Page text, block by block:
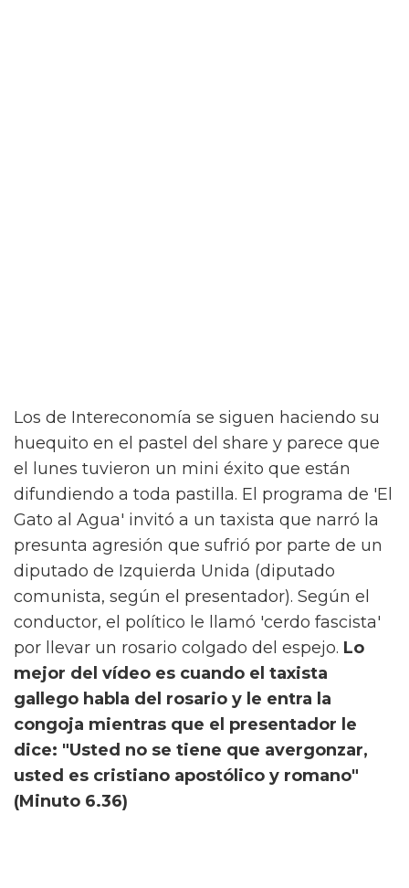
Los de Intereconomía se siguen haciendo su
huequito en el pastel del share y parece que
el lunes tuvieron un mini éxito que están
difundiendo a toda pastilla. El programa de 'El
Gato al Agua' invitó a un taxista que narró la
presunta agresión que sufrió por parte de un
diputado de Izquierda Unida (diputado
comunista, según el presentador). Según el
conductor, el político le llamó 'cerdo fascista'
por llevar un rosario colgado del espejo. Lo
mejor del vídeo es cuando el taxista
gallego habla del rosario y le entra la
congoja mientras que el presentador le
dice: "Usted no se tiene que avergonzar,
usted es cristiano apostólico y romano"
(Minuto 6.36)